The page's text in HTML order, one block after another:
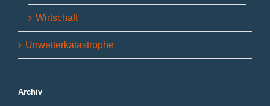
Wirtschaft
Unwetterkatastrophe
Archiv